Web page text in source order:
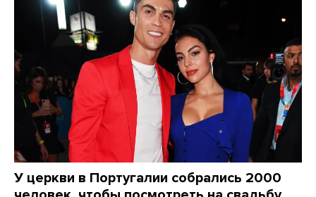
У церкви в Португалии собрались 2000